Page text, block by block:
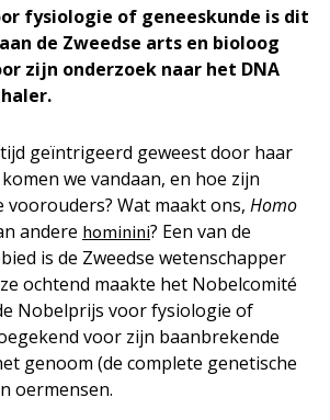
fysiologie of geneeskunde is dit
de Zweedse arts en bioloog
zijn onderzoek naar het DNA
geïntrigeerd geweest door haar
we vandaan, en hoe zijn
voorouders? Wat maakt ons, Homo
andere hominini? Een van de
is de Zweedse wetenschapper
ochtend maakte het Nobelcomité
Nobelprijs voor fysiologie of
voor zijn baanbrekende
genoom (de complete genetische
oermensen.